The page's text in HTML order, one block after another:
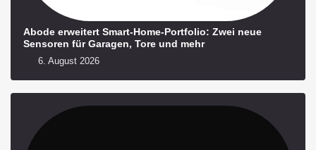
Abode erweitert Smart-Home-Portfolio: Zwei neue
Sensoren für Garagen, Tore und mehr
6. August 2026